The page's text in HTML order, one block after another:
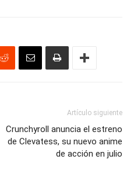
Artículo siguiente
Crunchyroll anuncia el estreno
de Clevatess, su nuevo anime
de acción en julio